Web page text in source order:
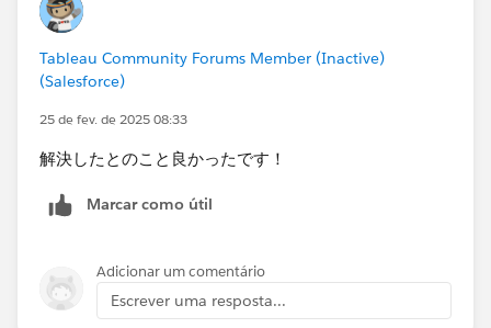
Tableau Community Forums Member (Inactive)
(Salesforce)
25 de fev. de 2025 08:33
解決したとのこと良かったです！
Marcar como útil
Adicionar um comentário
Escrever uma resposta...